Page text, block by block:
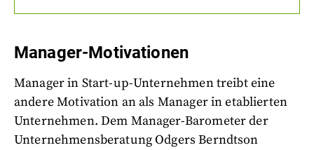
Manager-Motivationen
Manager in Start-up-Unternehmen treibt eine
andere Motivation an als Manager in etablierten
Unternehmen. Dem Manager-Barometer der
Unternehmensberatung Odgers Berndtson